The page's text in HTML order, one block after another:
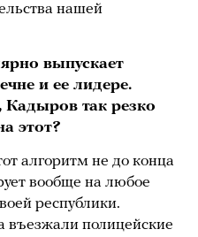
нашей
выпускает
и ее лидере.
так резко
этот?
алгоритм не до конца
вообще на любое
республики.
въезжали полицейские